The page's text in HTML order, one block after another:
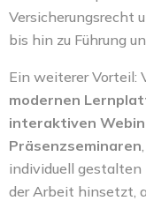
Versicherungsrecht
bis hin zu Führung
Ein weiterer Vorteil:
modernen
interaktiven
Präsenzseminaren
individuell gestalten
der Arbeit hinsetzt,